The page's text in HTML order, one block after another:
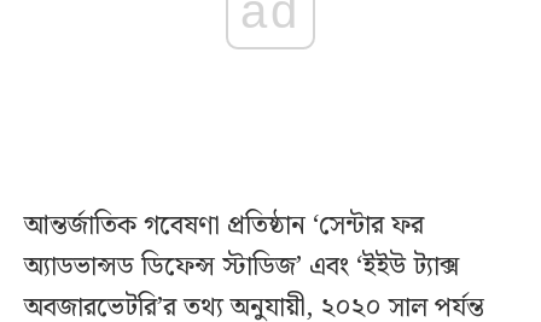
আন্তর্জাতিক গবেষণা প্রতিষ্ঠান ‘সেন্টার ফর
অ্যাডভান্সড ডিফেন্স স্টাডিজ’ এবং ‘ইইউ ট্যাক্স
অবজারভেটরি’র তথ্য অনুযায়ী, ২০২০ সাল পর্যন্ত